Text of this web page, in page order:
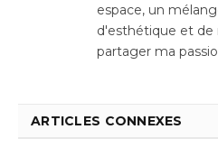
espace, un
d'esthétique et de
partager ma
ARTICLES CONNEXES